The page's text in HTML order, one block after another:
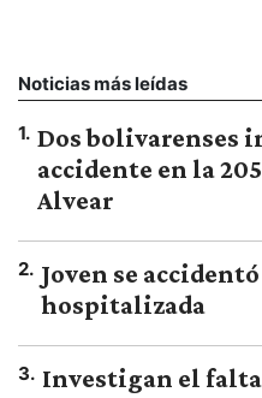
Noticias más leídas
1. Dos bolivarenses
accidente en la
Alvear
2. Joven se
hospitalizada
3. Investigan el